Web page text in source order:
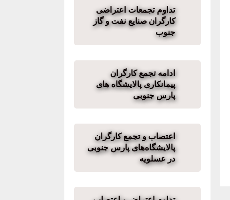
تداوم تجمعات اعتراضی
کارگران صنایع نفت و گاز
جنوب
ادامه تجمع کارگران
پیمانکاری پالایشگاه های
پارس جنوبی
اعتصاب و تجمع کارگران
پالایشگاه‌های پارس جنوبی
در عسلویه